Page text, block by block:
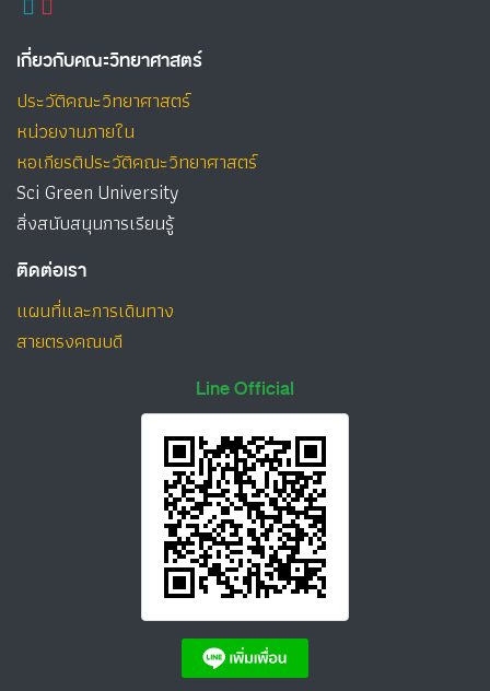
เกี่ยวกับคณะวิทยาศาสตร์
ประวัติคณะวิทยาศาสตร์
หน่วยงานภายใน
หอเกียรติประวัติคณะวิทยาศาสตร์
Sci Green University
สิ่งสนับสนุนการเรียนรู้
ติดต่อเรา
แผนที่และการเดินทาง
สายตรงคณบดี
Line Official